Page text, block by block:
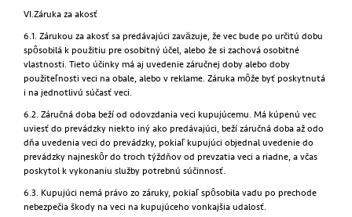
VI.Záruka za akosť
6.1. Zárukou za akosť sa predávajúci zaväzuje, že vec bude po určitú dobu
spôsobilá k použitiu pre osobitný účel, alebo že si zachová osobitné
vlastnosti. Tieto účinky má aj uvedenie záručnej doby alebo doby
použiteľnosti veci na obale, alebo v reklame. Záruka môže byť poskytnutá
i na jednotlivú súčasť veci.
6.2. Záručná doba beží od odovzdania veci kupujúcemu. Má kúpenú vec
uviesť do prevádzky niekto iný ako predávajúci, beží záručná doba až odo
dňa uvedenia veci do prevádzky, pokiaľ kupujúci objednal uvedenie do
prevádzky najneskôr do troch týždňov od prevzatia veci a riadne, a včas
poskytol k vykonaniu služby potrebnú súčinnosť.
6.3. Kupujúci nemá právo zo záruky, pokiaľ spôsobila vadu po prechode
nebezpečia škody na veci na kupujúceho vonkajšia udalosť.